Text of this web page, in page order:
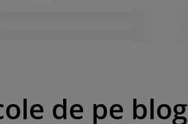
de pe blog